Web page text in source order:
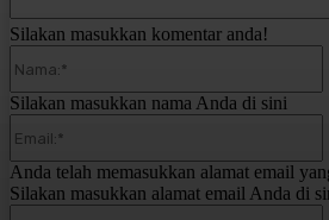
Silakan masukkan komentar anda!
Silakan masukkan nama Anda di sini
Anda telah memasukkan alamat email
Silakan masukkan alamat email Anda di